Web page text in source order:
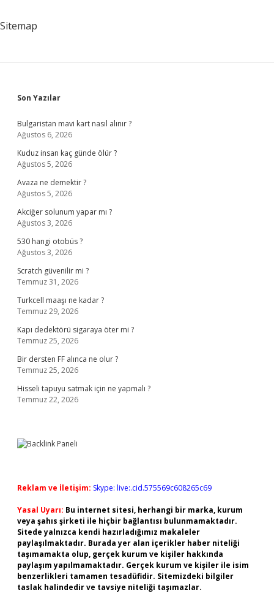
Sitemap
Sidebar
Son Yazılar
Bulgaristan mavi kart nasıl alınır ?
Ağustos 6, 2026
Kuduz insan kaç günde ölür ?
Ağustos 5, 2026
Avaza ne demektir ?
Ağustos 5, 2026
Akciğer solunum yapar mı ?
Ağustos 3, 2026
530 hangi otobüs ?
Ağustos 3, 2026
Scratch güvenilir mi ?
Temmuz 31, 2026
Turkcell maaşı ne kadar ?
Temmuz 29, 2026
Kapı dedektörü sigaraya öter mi ?
Temmuz 25, 2026
Bir dersten FF alınca ne olur ?
Temmuz 25, 2026
Hisseli tapuyu satmak için ne yapmalı ?
Temmuz 22, 2026
Reklam ve İletişim: Skype: live:.cid.575569c608265c69
Yasal Uyarı: Bu internet sitesi, herhangi bir marka, kurum
veya şahıs şirketi ile hiçbir bağlantısı bulunmamaktadır.
Sitede yalnızca kendi hazırladığımız makaleler
paylaşılmaktadır. Burada yer alan içerikler haber niteliği
taşımamakta olup, gerçek kurum ve kişiler hakkında
paylaşım yapılmamaktadır. Gerçek kurum ve kişiler ile isim
benzerlikleri tamamen tesadüfidir. Sitemizdeki bilgiler
taslak halindedir ve tavsiye niteliği taşımazlar.